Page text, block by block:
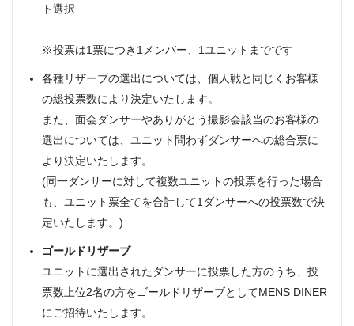
ト選択
※投票は1票につき1メンバー、1ユニットまでです
各種リザーブの選出については、個人戦と同じくお客様
の総投票数により決定いたします。
また、面会ダンサーやありがとう撮影会該当のお客様の
選出については、ユニット問わずダンサーへの総合票に
より決定いたします。
(同一ダンサーに対して複数ユニットの投票を行った場合
も、ユニット票全てを合計して1ダンサーへの投票数で決
定いたします。)
ゴールドリザーブ
ユニットに選出されたダンサーに投票した方のうち、投
票数上位2名の方をゴールドリザーブとしてMENS DINER
にご招待いたします。